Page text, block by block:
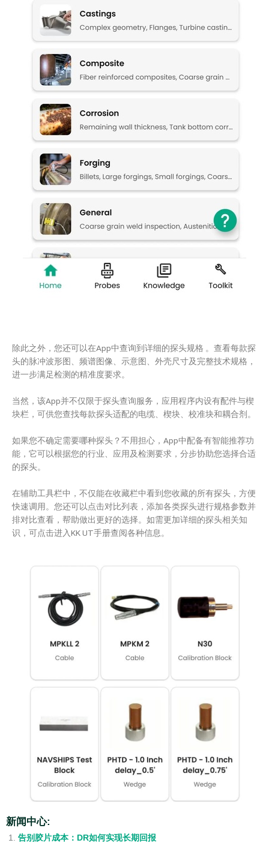
除此之外，您还可以在App中查询到详细的探头规格 。查看每款探
头的脉冲波形图、频谱图像、示意图、外壳尺寸及完整技术规格，
进一步满足检测的精准度要求。
当然，该App并不仅限于探头查询服务，应用程序内设有配件与楔
块栏，可供您查找每款探头适配的电缆、楔块、校准块和耦合剂。
如果您不确定需要哪种探头？不用担心，App中配备有智能推荐功
能，它可以根据您的行业、应用及检测要求，分步协助您选择合适
的探头。
在辅助工具栏中，不仅能在收藏栏中看到您收藏的所有探头，方便
快速调用。您还可以点击对比列表，添加各类探头进行规格参数并
排对比查看，帮助做出更好的选择。如需更加详细的探头相关知
识，可点击进入KK UT手册查阅各种信息。
新闻中心:
告别胶片成本：DR如何实现长期回报